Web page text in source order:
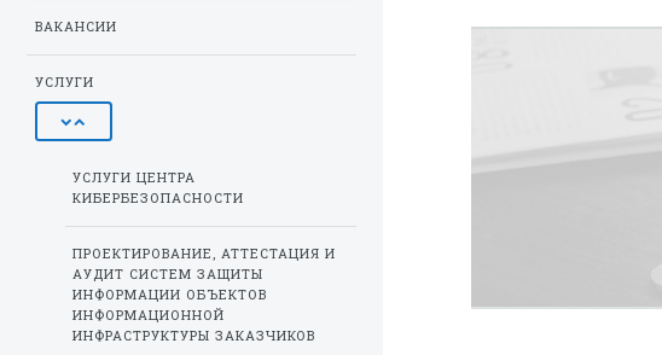
ВАКАНСИИ
УСЛУГИ
УСЛУГИ ЦЕНТРА
КИБЕРБЕЗОПАСНОСТИ
ПРОЕКТИРОВАНИЕ, АТТЕСТАЦИЯ И
АУДИТ СИСТЕМ ЗАЩИТЫ
ИНФОРМАЦИИ ОБЪЕКТОВ
ИНФОРМАЦИОННОЙ
ИНФРАСТРУКТУРЫ ЗАКАЗЧИКОВ